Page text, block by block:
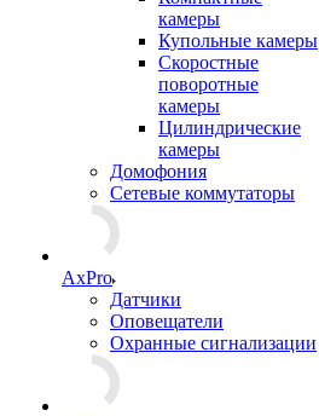
камеры
Купольные камеры
Скоростные
поворотные
камеры
Цилиндрические
камеры
Домофония
Сетевые коммутаторы
AxPro
Датчики
Оповещатели
Охранные сигнализации